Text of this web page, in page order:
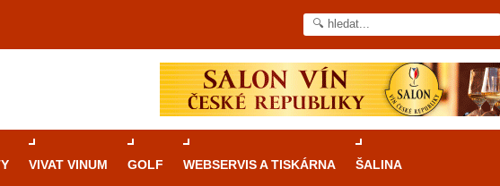
VIVAT VINUM GOLF WEBSERVIS A TISKÁRNA ŠALINA